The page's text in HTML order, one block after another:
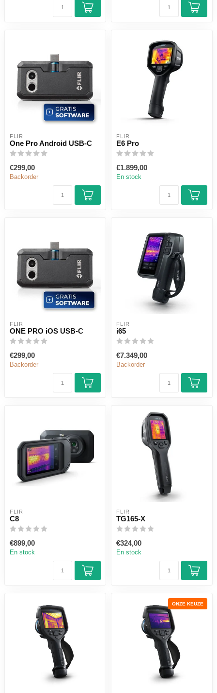
FLIR
One Pro Android USB-C
€299,00
Backorder
FLIR
E6 Pro
€1.899,00
En stock
FLIR
ONE PRO iOS USB-C
€299,00
Backorder
FLIR
i65
€7.349,00
Backorder
FLIR
C8
€899,00
En stock
FLIR
TG165-X
€324,00
En stock
ONZE KEUZE